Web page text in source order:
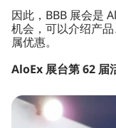
因此，BBB 展会是
机会，可以介绍产
属优惠。
AloEx 展台第 62 届